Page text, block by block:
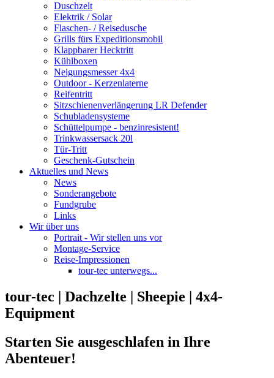
Duschzelt
Elektrik / Solar
Flaschen- / Reisedusche
Grills fürs Expeditionsmobil
Klappbarer Hecktritt
Kühlboxen
Neigungsmesser 4x4
Outdoor - Kerzenlaterne
Reifentritt
Sitzschienenverlängerung LR Defender
Schubladensysteme
Schüttelpumpe - benzinresistent!
Trinkwassersack 20l
Tür-Tritt
Geschenk-Gutschein
Aktuelles und News
News
Sonderangebote
Fundgrube
Links
Wir über uns
Portrait - Wir stellen uns vor
Montage-Service
Reise-Impressionen
tour-tec unterwegs...
tour-tec | Dachzelte | Sheepie | 4x4-
Equipment
Starten Sie ausgeschlafen in Ihre
Abenteuer!